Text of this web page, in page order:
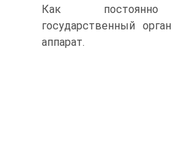
Как постоянно
государственный
аппарат.